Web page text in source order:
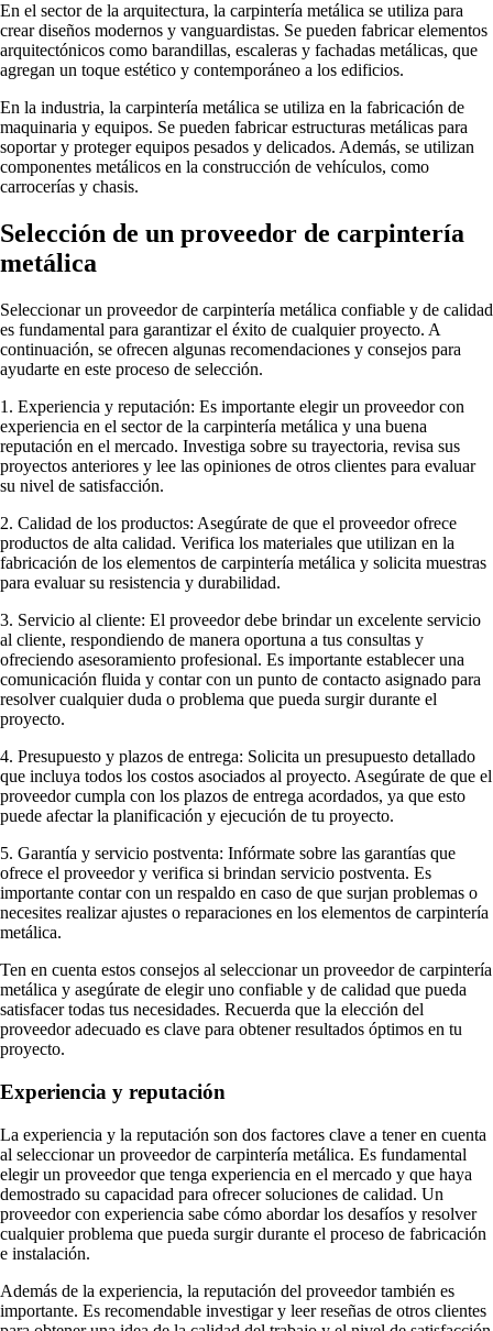
En el sector de la arquitectura, la carpintería metálica se utiliza para
crear diseños modernos y vanguardistas. Se pueden fabricar elementos
arquitectónicos como barandillas, escaleras y fachadas metálicas, que
agregan un toque estético y contemporáneo a los edificios.
En la industria, la carpintería metálica se utiliza en la fabricación de
maquinaria y equipos. Se pueden fabricar estructuras metálicas para
soportar y proteger equipos pesados ​​y delicados. Además, se utilizan
componentes metálicos en la construcción de vehículos, como
carrocerías y chasis.
Selección de un proveedor de carpintería
metálica
Seleccionar un proveedor de carpintería metálica confiable y de calidad
es fundamental para garantizar el éxito de cualquier proyecto. A
continuación, se ofrecen algunas recomendaciones y consejos para
ayudarte en este proceso de selección.
1. Experiencia y reputación: Es importante elegir un proveedor con
experiencia en el sector de la carpintería metálica y una buena
reputación en el mercado. Investiga sobre su trayectoria, revisa sus
proyectos anteriores y lee las opiniones de otros clientes para evaluar
su nivel de satisfacción.
2. Calidad de los productos: Asegúrate de que el proveedor ofrece
productos de alta calidad. Verifica los materiales que utilizan en la
fabricación de los elementos de carpintería metálica y solicita muestras
para evaluar su resistencia y durabilidad.
3. Servicio al cliente: El proveedor debe brindar un excelente servicio
al cliente, respondiendo de manera oportuna a tus consultas y
ofreciendo asesoramiento profesional. Es importante establecer una
comunicación fluida y contar con un punto de contacto asignado para
resolver cualquier duda o problema que pueda surgir durante el
proyecto.
4. Presupuesto y plazos de entrega: Solicita un presupuesto detallado
que incluya todos los costos asociados al proyecto. Asegúrate de que el
proveedor cumpla con los plazos de entrega acordados, ya que esto
puede afectar la planificación y ejecución de tu proyecto.
5. Garantía y servicio postventa: Infórmate sobre las garantías que
ofrece el proveedor y verifica si brindan servicio postventa. Es
importante contar con un respaldo en caso de que surjan problemas o
necesites realizar ajustes o reparaciones en los elementos de carpintería
metálica.
Ten en cuenta estos consejos al seleccionar un proveedor de carpintería
metálica y asegúrate de elegir uno confiable y de calidad que pueda
satisfacer todas tus necesidades. Recuerda que la elección del
proveedor adecuado es clave para obtener resultados óptimos en tu
proyecto.
Experiencia y reputación
La experiencia y la reputación son dos factores clave a tener en cuenta
al seleccionar un proveedor de carpintería metálica. Es fundamental
elegir un proveedor que tenga experiencia en el mercado y que haya
demostrado su capacidad para ofrecer soluciones de calidad. Un
proveedor con experiencia sabe cómo abordar los desafíos y resolver
cualquier problema que pueda surgir durante el proceso de fabricación
e instalación.
Además de la experiencia, la reputación del proveedor también es
importante. Es recomendable investigar y leer reseñas de otros clientes